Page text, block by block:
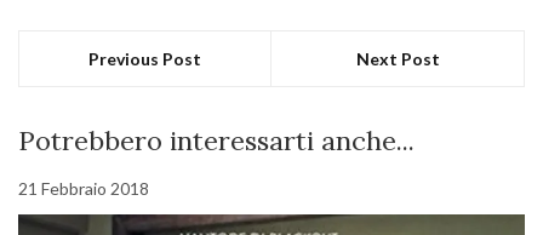
Previous Post Next Post
Potrebbero interessarti anche...
21 Febbraio 2018